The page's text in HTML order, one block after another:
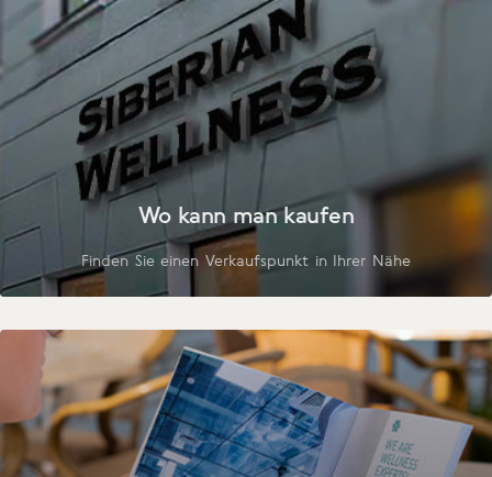
Wo kann man kaufen
Finden Sie einen Verkaufspunkt in Ihrer Nähe